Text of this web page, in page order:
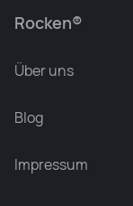
Rocken®
Über uns
Blog
Impressum